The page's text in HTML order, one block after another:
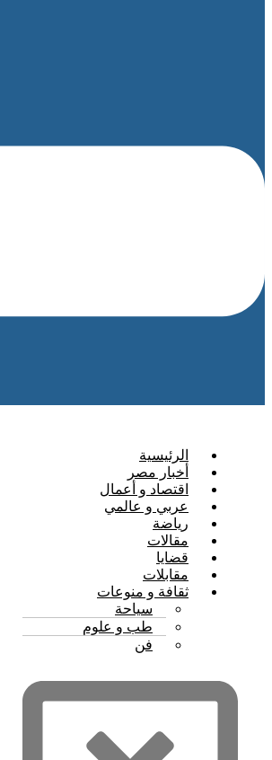
الرئيسية
أخبار مصر
اقتصاد و أعمال
عربي و عالمي
رياضة
مقالات
قضايا
مقابلات
ثقافة و منوعات
سياحة
طب و علوم
فن